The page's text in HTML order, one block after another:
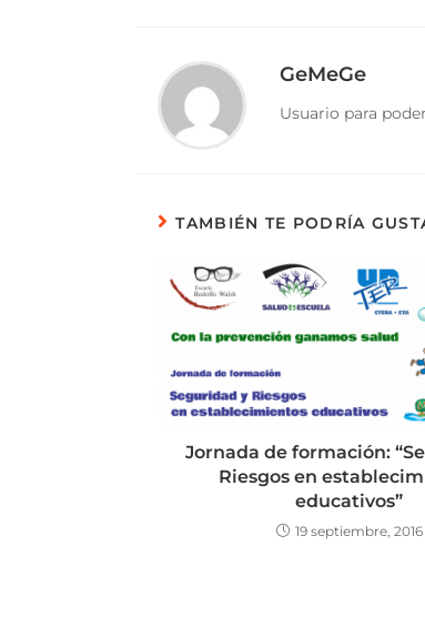
GeMeGe
Usuario para
TAMBIÉN TE PODRÍA
Jornada de formación:
Riesgos en
educativos”
19 septiembre, 2016